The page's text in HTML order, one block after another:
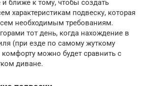
ближе к тому, чтобы создать
характеристикам подвеску, которая
необходимым требованиям.
тот день, когда нахождение в
(при езде по самому жуткому
можно будет сравнить с
диване.